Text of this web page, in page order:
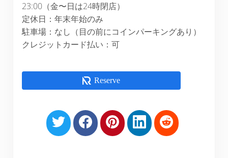
23:00（金〜日は24時閉店）
定休日：年末年始のみ
駐車場：なし（目の前にコインパーキングあり）
クレジットカード払い：可
Reserve
S
h
S
h
S
h
S
h
S
h